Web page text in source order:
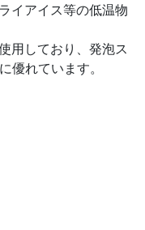
イアイス等の低温物
用しており、発泡ス
優れています。